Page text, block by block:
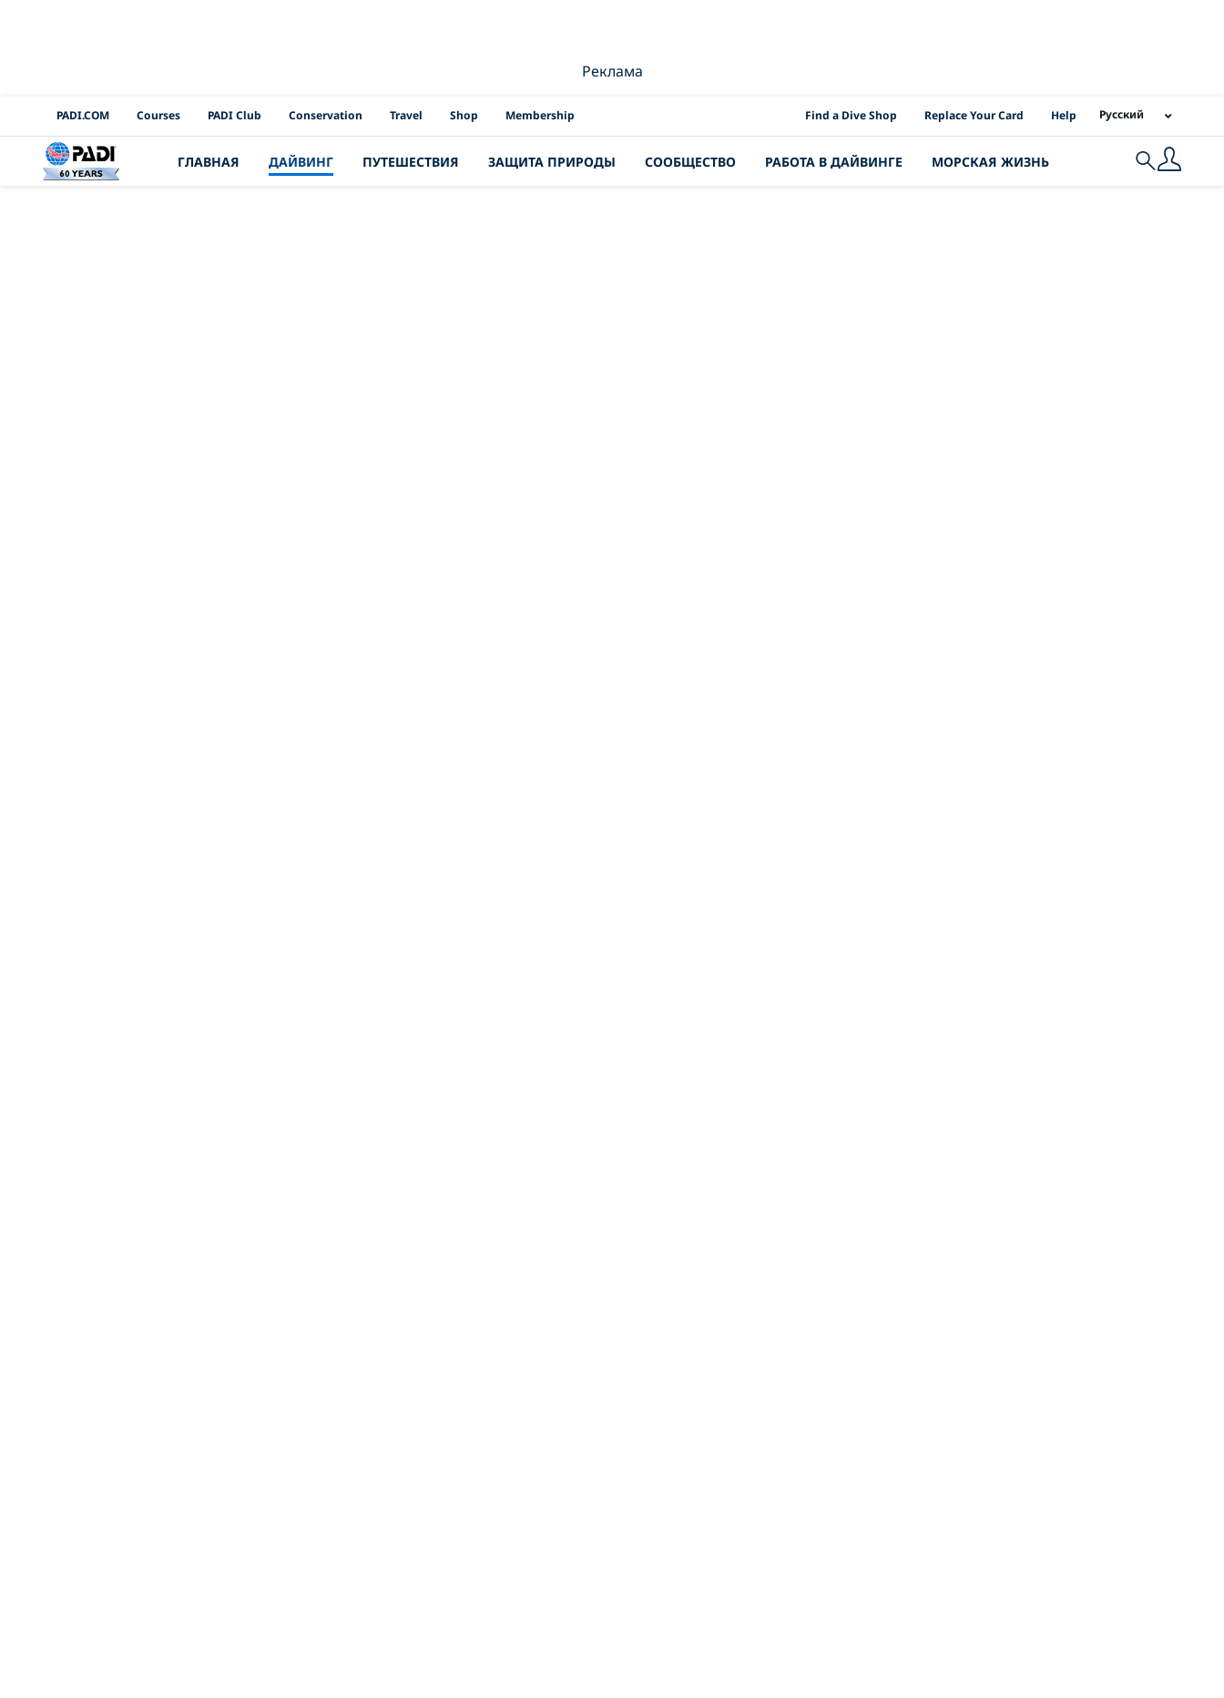
Реклама
PADI Channels
PADI.COM Courses PADI Club Conservation Travel Shop Membership PADI Location Links
Find a Dive Shop Replace Your Card Help Русский
ГЛАВНАЯ ДАЙВИНГ ПУТЕШЕСТВИЯ ЗАЩИТА ПРИРОДЫ СООБЩЕСТВО РАБОТА В ДАЙВИНГЕ МОРСКАЯ ЖИЗНЬ Search